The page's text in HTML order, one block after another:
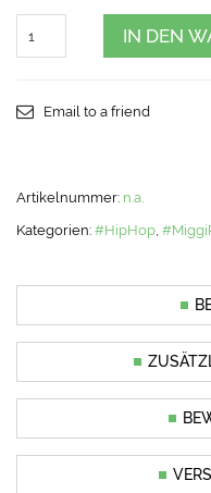
IN DEN
Email to a friend
Artikelnummer: n.a.
Kategorien: #HipHop,